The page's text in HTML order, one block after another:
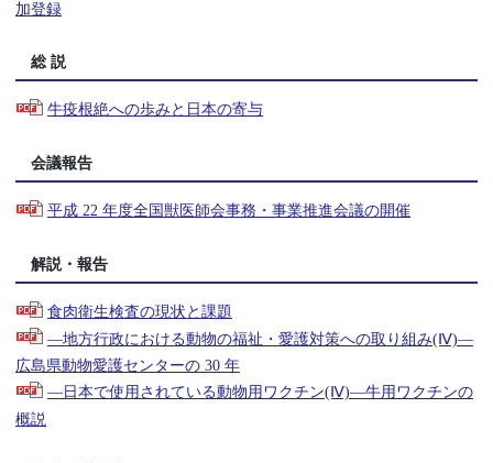
加登録
総 説
牛疫根絶への歩みと日本の寄与
会議報告
平成 22 年度全国獣医師会事務・事業推進会議の開催
解説・報告
食肉衛生検査の現状と課題
―地方行政における動物の福祉・愛護対策への取り組み(Ⅳ)―
広島県動物愛護センターの 30 年
―日本で使用されている動物用ワクチン(Ⅳ)―牛用ワクチンの
概説